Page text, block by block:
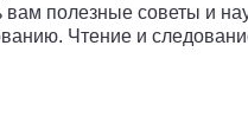
полезные советы и
Чтение и